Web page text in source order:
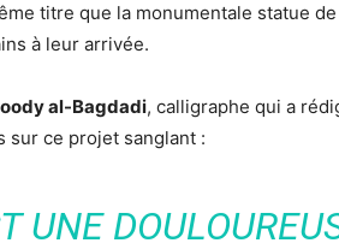
titre que la monumentale statue
à leur arrivée.
al-Bagdadi, calligraphe qui a
sur ce projet sanglant :
UNE